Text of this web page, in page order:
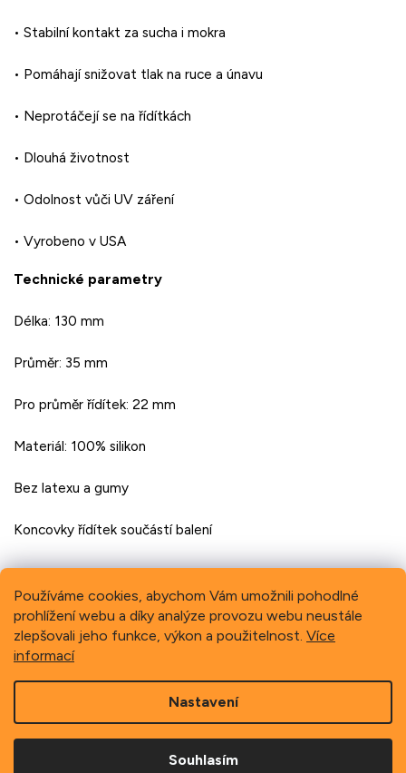
Používáme cookies, abychom Vám umožnili pohodlné
prohlížení webu a díky analýze provozu webu neustále
zlepšovali jeho funkce, výkon a použitelnost. Více
informací
Nastavení
Souhlasím
• Stabilníkontakt za sucha i mokra
• Pomáhajísnižovat tlak na ruce a únavu
• Neprotáčejíse na řídítkách
• Dlouhá životnost
• Odolnost vůči UV záření
• Vyrobeno v USA
Technické parametry
Délka: 130 mm
Průměr: 35 mm
Pro průměr řídítek: 22 mm
Materiál: 100% silikon
Bez latexu a gumy
Koncovky řídítek součástíbalení
Previous
Copyright 2026Schindler, spol. s r.o.. Všechna práva
vyhrazena.